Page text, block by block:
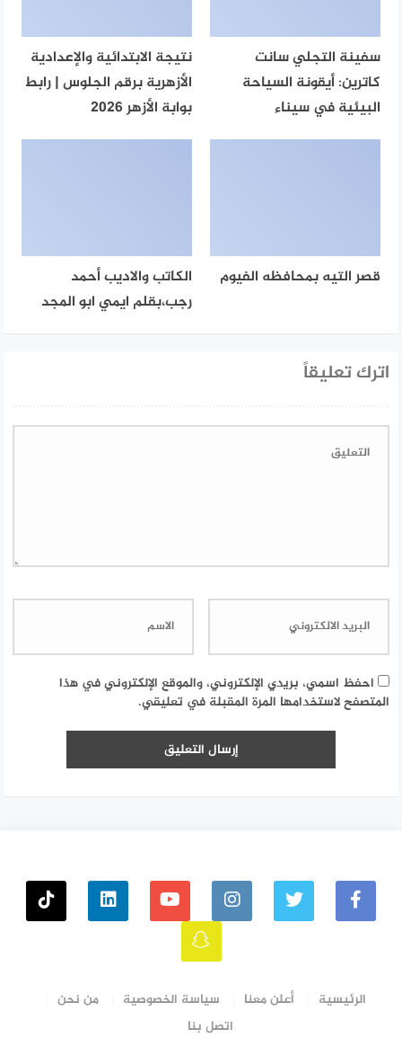
سفينة التجلي سانت
كاترين: أيقونة السياحة
البيئية في سيناء
نتيجة الابتدائية والإعدادية
الأزهرية برقم الجلوس | رابط
بوابة الأزهر 2026
قصر التيه بمحافظه الفيوم
الكاتب والاديب أحمد
رجب،بقلم ايمي ابو المجد
اترك تعليقاً
احفظ اسمي، بريدي الإلكتروني، والموقع الإلكتروني في هذا
المتصفح لاستخدامها المرة المقبلة في تعليقي.
الرئيسية أعلن معنا سياسة الخصوصية
من نحن
اتصل بنا